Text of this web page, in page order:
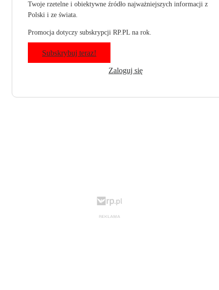
Twoje rzetelne i obiektywne źródło najważniejszych informacji z
Polski i ze świata.
Promocja dotyczy subskrypcji RP.PL na rok.
Subskrybuj teraz!
Zaloguj się